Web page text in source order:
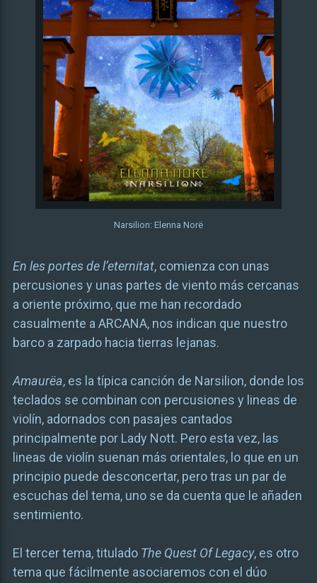
Narsilion: Elenna Norë
En les portes de l’eternitat, comienza con unas
percusiones y unas partes de viento más cercanas
a oriente próximo, que me han recordado
casualmente a ARCANA, nos indican que nuestro
barco a zarpado hacia tierras lejanas.
Amaurëa, es la típica canción de Narsilion, donde los
teclados se combinan con percusiones y lineas de
violín, adornados con pasajes cantados
principalmente por Lady Nott. Pero esta vez, las
lineas de violín suenan más orientales, lo que en un
principio puede desconcertar, pero tras un par de
escuchas del tema, uno se da cuenta que le añaden
sentimiento.
El tercer tema, titulado The Quest Of Legacy, es otro
tema que fácilmente asociaremos con el dúo